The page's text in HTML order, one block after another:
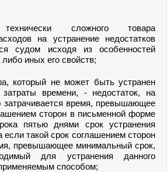
сложного товара
на устранение недостатков
судом исходя из особенностей
иных его свойств;
который не может быть устранен
затраты времени, - недостаток, на
затрачивается время, превышающее
сторон в письменной форме
пятью днями срок устранения
если такой срок соглашением сторон
превышающее минимальный срок,
для устранения данного
способом;